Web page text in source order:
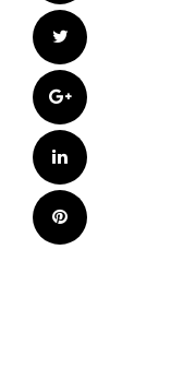
Twitter
Google+
LinkedIn
Pinterest